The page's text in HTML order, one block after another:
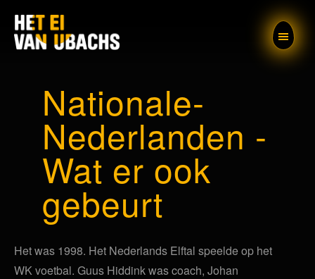
Het ei van
Ubachs
Nationale-
Nederlanden -
Wat er ook
gebeurt
Het was 1998. Het Nederlands Elftal speelde op het
WK voetbal. Guus Hiddink was coach, Johan